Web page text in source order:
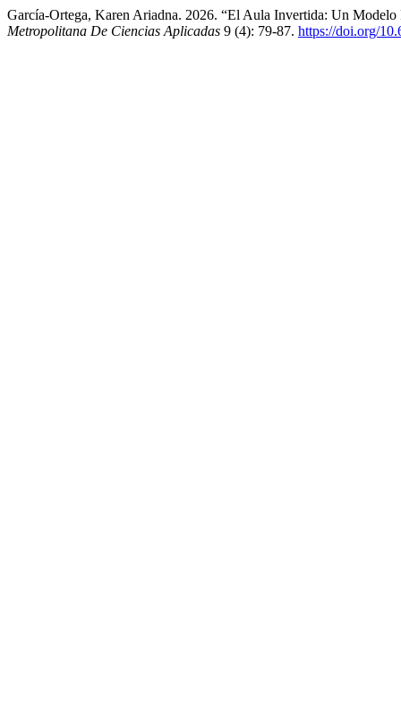
García-Ortega, Karen Ariadna. 2026. “El Aula Invertida: Un
Metropolitana De Ciencias Aplicadas 9 (4): 79-87. https://doi.org/